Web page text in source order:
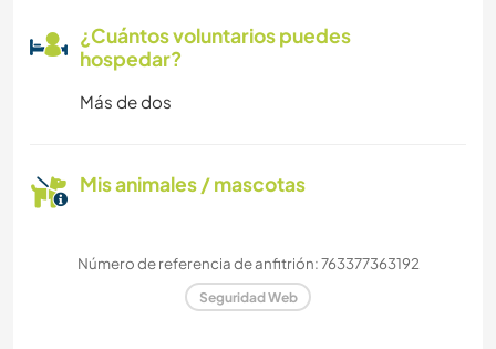
¿Cuántos voluntarios puedes
hospedar?
Más de dos
Mis animales / mascotas
Número de referencia de anfitrión: 763377363192
Seguridad Web